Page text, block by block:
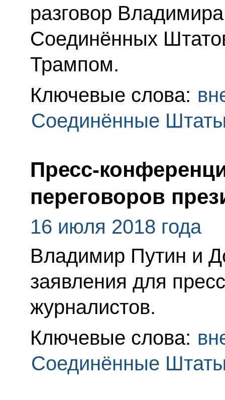
разговор
Соединённых
Трампом.
Ключевые слова:
Соединённые
Пресс-
переговоров
16 июля 2018 года
Владимир Путин и
заявления для
журналистов.
Ключевые слова:
Соединённые